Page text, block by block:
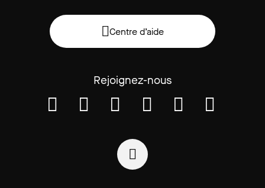
Centre d’aide
Rejoignez-nous